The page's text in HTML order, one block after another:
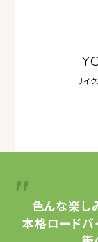
サイ
色んな楽し
本格ロードバ